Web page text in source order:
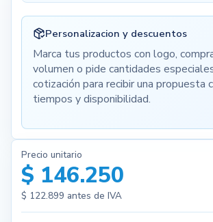
Personalizacion y descuentos
Marca tus productos con logo,
volumen o pide cantidades
cotización para recibir una propuesta
tiempos y disponibilidad.
Precio unitario
$ 146.250
$ 122.899 antes de IVA